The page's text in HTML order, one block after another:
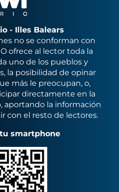
- Illes Balears
no se conforman con
ofrece al lector toda la
uno de los pueblos y
la posibilidad de opinar
más le preocupan, o,
directamente en la
aportando la información
con el resto de lectores.
smartphone